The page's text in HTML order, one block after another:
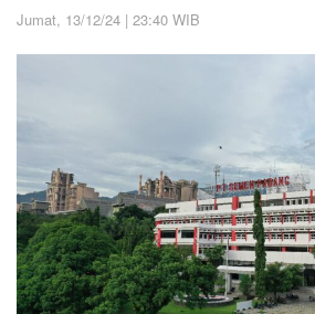
Jumat, 13/12/24 | 23:40 WIB